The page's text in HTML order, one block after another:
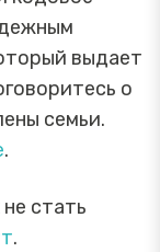
выдает
о
семьи.
.
стать
.